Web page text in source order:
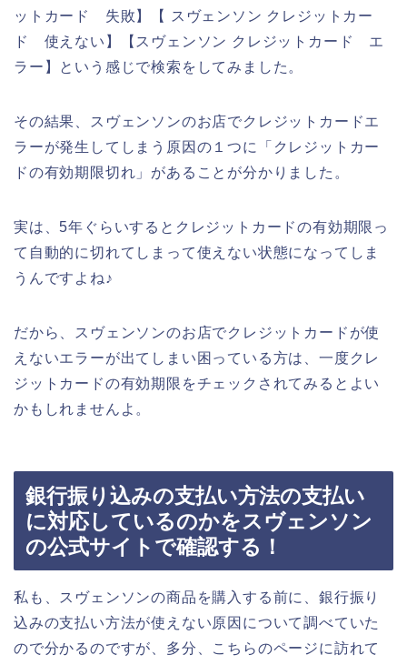
ットカード 失敗】【 スヴェンソン クレジットカー
ド 使えない】【スヴェンソン クレジットカード エ
ラー】という感じで検索をしてみました。
その結果、スヴェンソンのお店でクレジットカードエ
ラーが発生してしまう原因の１つに「クレジットカー
ドの有効期限切れ」があることが分かりました。
実は、5年ぐらいするとクレジットカードの有効期限っ
て自動的に切れてしまって使えない状態になってしま
うんですよね♪
だから、スヴェンソンのお店でクレジットカードが使
えないエラーが出てしまい困っている方は、一度クレ
ジットカードの有効期限をチェックされてみるとよい
かもしれませんよ。
銀行振り込みの支払い方法の支払い
に対応しているのかをスヴェンソン
の公式サイトで確認する！
私も、スヴェンソンの商品を購入する前に、銀行振り
込みの支払い方法が使えない原因について調べていた
ので分かるのですが、多分、こちらのページに訪れて